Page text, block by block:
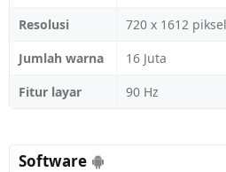
Resolusi
720 x 1612 piksel
Jumlah warna
16 Juta
Fitur layar
90 Hz
Software